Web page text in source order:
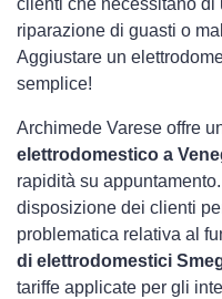
clienti che necessitano di
riparazione di guasti o
Aggiustare un
semplice!
Archimede Varese offre
elettrodomestico a
rapidità su
disposizione dei clienti
problematica relativa al
di elettrodomestici
tariffe applicate per gli